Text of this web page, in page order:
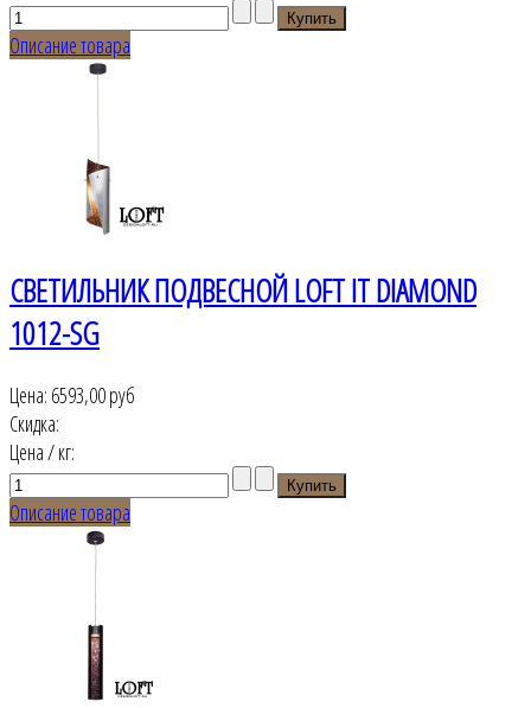
Описание товара
СВЕТИЛЬНИК ПОДВЕСНОЙ LOFT IT DIAMOND
1012-SG
Цена: 6593,00 руб
Скидка:
Цена / кг:
Описание товара